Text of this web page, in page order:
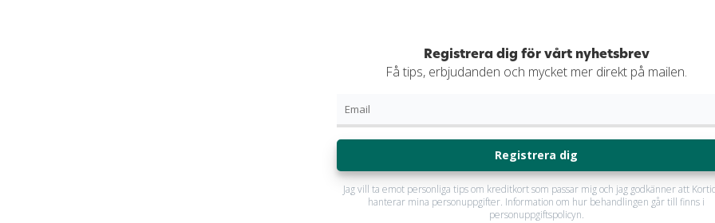
Registrera dig för vårt nyhetsbrev
Få tips, erbjudanden och mycket mer direkt på mailen.
Registrera dig
Jag vill ta emot personliga tips om kreditkort som passar mig och jag godkänner att
hanterar mina personuppgifter. Information om hur behandlingen går till finns i
personuppgiftspolicyn.